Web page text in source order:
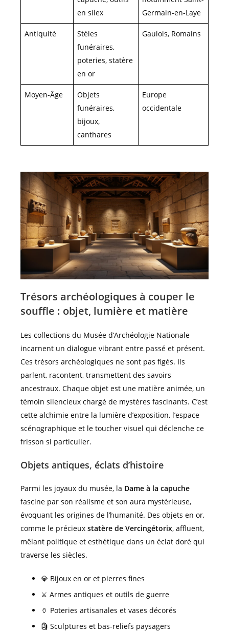
en silex
Germain-en-Laye
Antiquité
Stèles
funéraires,
poteries, statère
en or
Gaulois, Romains
Moyen-Âge
Objets
funéraires,
bijoux,
canthares
Europe
occidentale
Trésors archéologiques à couper le
souffle : objet, lumière et matière
Les collections du Musée d’Archéologie Nationale
incarnent un dialogue vibrant entre passé et présent.
Ces trésors archéologiques ne sont pas figés. Ils
parlent, racontent, transmettent des savoirs
ancestraux. Chaque objet est une matière animée, un
témoin silencieux chargé de mystères fascinants. C’est
cette alchimie entre la lumière d’exposition, l’espace
scénographique et le toucher visuel qui déclenche ce
frisson si particulier.
Objets antiques, éclats d’histoire
Parmi les joyaux du musée, la Dame à la capuche
fascine par son réalisme et son aura mystérieuse,
évoquant les origines de l’humanité. Des objets en or,
comme le précieux statère de Vercingétorix, affluent,
mêlant politique et esthétique dans un éclat doré qui
traverse les siècles.
💎 Bijoux en or et pierres fines
⚔️ Armes antiques et outils de guerre
🏺 Poteries artisanales et vases décorés
🗿 Sculptures et bas-reliefs paysagers